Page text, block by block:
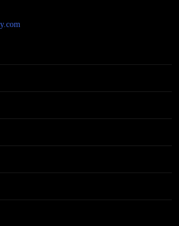
पहिलोपटक मृत्यु इच्छाको अनुमति